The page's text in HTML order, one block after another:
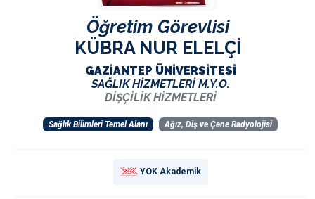
Öğretim Görevlisi
KÜBRA NUR ELELÇİ
GAZİANTEP ÜNİVERSİTESİ
SAĞLIK HİZMETLERİ M.Y.O.
DİŞÇİLİK HİZMETLERİ
Sağlık Bilimleri Temel Alanı Ağız, Diş ve Çene Radyolojisi
YÖK Akademik